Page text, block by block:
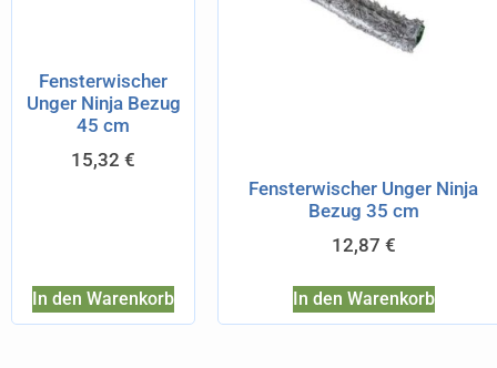
Fensterwischer
Unger Ninja Bezug
45 cm
15,32 €
In den Warenkorb
Fensterwischer Unger Ninja
Bezug 35 cm
12,87 €
In den Warenkorb